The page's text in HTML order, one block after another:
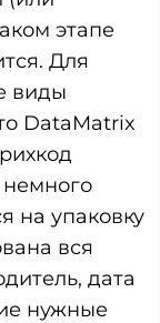
этапе
Для
виды
DataMatrix
на упаковку
вся
дата
нужные